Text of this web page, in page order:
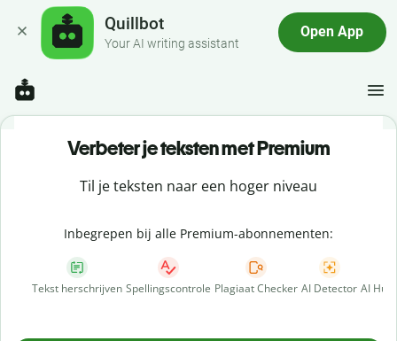
Quillbot
Your AI writing assistant
Open App
Verbeter je teksten met Premium
Til je teksten naar een hoger niveau
Inbegrepen bij alle Premium-abonnementen:
Tekst herschrijven Spellingscontrole Plagiaat Checker AI Detector AI